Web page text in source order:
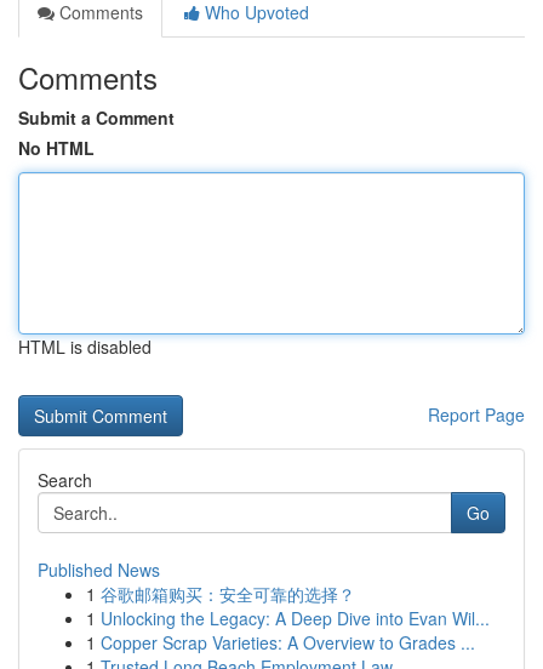
Comments
Who Upvoted
Comments
Submit a Comment
No HTML
HTML is disabled
Report Page
Search
Go
Published News
1 谷歌邮箱购买：安全可靠的选择？
1 Unlocking the Legacy: A Deep Dive into Evan Wil...
1 Copper Scrap Varieties: A Overview to Grades ...